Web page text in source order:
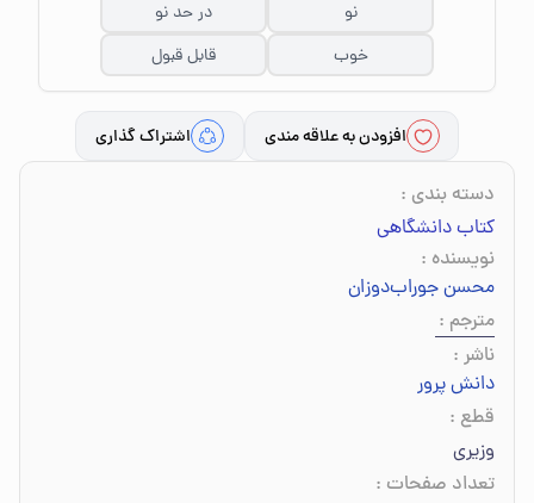
نو
در حد نو
خوب
قابل قبول
افزودن به علاقه مندی اشتراک گذاری
دسته بندی :
کتاب دانشگاهی
نویسنده :
محسن جوراب‌دوزان
مترجم :
ناشر :
دانش پرور
قطع :
وزیری
تعداد صفحات :